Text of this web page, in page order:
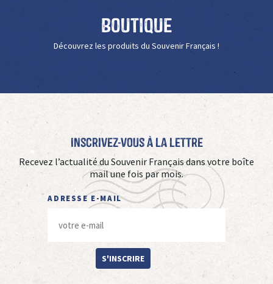
Boutique
Découvrez les produits du Souvenir Français !
Inscrivez-vous à La Lettre
Recevez l’actualité du Souvenir Français dans votre boîte
mail une fois par mois.
ADRESSE E-MAIL
S'INSCRIRE